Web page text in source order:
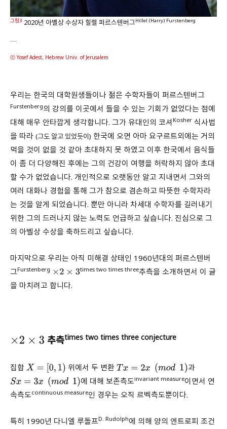
그림3 2020년 아벨상 수상자 힐렐 퍼르스텐버그Hillel (Harry) Furstenberg
ⓒ Yosef Adest, Hebrew Univ. of Jerusalem
우리는 한국의 대학원생들이나 젊은 수학자들이 퍼르스텐버그
Furstenberg의 강의를 이곳에서 들을 수 있는 기회가 없었다는 점에
대해 매우 안타깝게 생각합니다. 그가 유대인의 코셔Kosher 식사법
을 따라 (그도 알고 있었듯이) 한국에 오면 아마 요구르트외에는 거의
먹을 것이 없을 것 같아 초대하지 못 하였고 이후 한국에서 음식들
이 좀 더 다양해진 후에는 그의 건강이 여행을 허락하지 않아 초대
할 수가 없었습니다. 개인적으로 오랫동안 알고 지내면서 그와의
여러 대화나 경험을 통해 그가 참으로 겸손하고 따뜻한 수학자라
는 것을 알게 되었습니다. 뿐만 아니라 차세대 수학자를 길러내기
위한 그의 드러나지 않는 노력도 언급하고 싶습니다. 진심으로 그
의 아벨상 수상을 축하드리고 싶습니다.
마지막으로 우리는 아직 미해결 상태인 1960년대의 퍼르스텐버
그Furstenberg ×2× 3 times two times three추측을 소개하면서 이 글
을 마치려고 합니다.
×2× 3 추측times two times three conjecture
집합 X= [0, ) 위에서 두 변환Tx= 2x (mod 1)과
Sx= 3x (mod 1)에 대해 보존측도invariant measure이면서 연
속측도continuous measure인 경우는 오직 르벡측도뿐이다.
특히 1990년 다니엘 루돌프D. Rudolph에 의해 양의 엔트로피 조건